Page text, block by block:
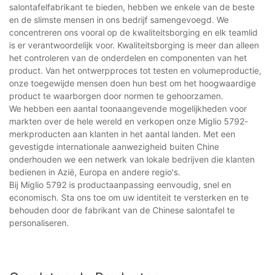
salontafelfabrikant te bieden, hebben we enkele van de beste
en de slimste mensen in ons bedrijf samengevoegd. We
concentreren ons vooral op de kwaliteitsborging en elk teamlid
is er verantwoordelijk voor. Kwaliteitsborging is meer dan alleen
het controleren van de onderdelen en componenten van het
product. Van het ontwerpproces tot testen en volumeproductie,
onze toegewijde mensen doen hun best om het hoogwaardige
product te waarborgen door normen te gehoorzamen.
We hebben een aantal toonaangevende mogelijkheden voor
markten over de hele wereld en verkopen onze Miglio 5792-
merkproducten aan klanten in het aantal landen. Met een
gevestigde internationale aanwezigheid buiten Chine
onderhouden we een netwerk van lokale bedrijven die klanten
bedienen in Azië, Europa en andere regio's.
Bij Miglio 5792 is productaanpassing eenvoudig, snel en
economisch. Sta ons toe om uw identiteit te versterken en te
behouden door de fabrikant van de Chinese salontafel te
personaliseren.